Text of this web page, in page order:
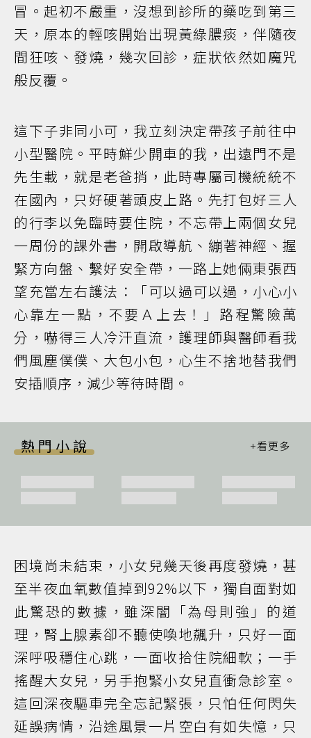
冒。起初不嚴重，沒想到診所的藥吃到第三
天，原本的輕咳開始出現黃綠膿痰，伴隨夜
間狂咳、發燒，幾次回診，症狀依然如魔咒
般反覆。
這下子非同小可，我立刻決定帶孩子前往中
小型醫院。平時鮮少開車的我，出遠門不是
先生載，就是老爸捎，此時專屬司機統統不
在國內，只好硬著頭皮上路。先打包好三人
的行李以免臨時要住院，不忘帶上兩個女兒
一周份的課外書，開啟導航、繃著神經、握
緊方向盤、繫好安全帶，一路上她倆東張西
望充當左右護法：「可以過可以過，小心小
心靠左一點，不要Ａ上去！」路程驚險萬
分，嚇得三人冷汗直流，護理師與醫師看我
們風塵僕僕、大包小包，心生不捨地替我們
安插順序，減少等待時間。
熱門小說
困境尚未結束，小女兒幾天後再度發燒，甚
至半夜血氧數值掉到92%以下，獨自面對如
此驚恐的數據，雖深闇「為母則強」的道
理，腎上腺素卻不聽使喚地飆升，只好一面
深呼吸穩住心跳，一面收拾住院細軟；一手
搖醒大女兒，另手抱緊小女兒直衝急診室。
這回深夜驅車完全忘記緊張，只怕任何閃失
延誤病情，沿途風景一片空白有如失憶，只